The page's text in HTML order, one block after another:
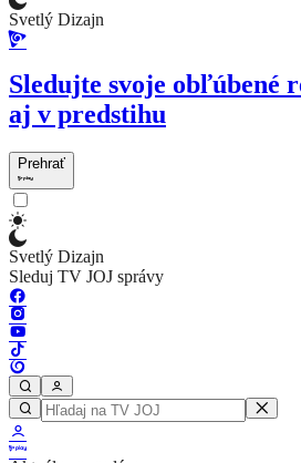
Svetlý Dizajn
Sledujte svoje obľúbené
aj v predstihu
Prehrať
Svetlý Dizajn
Sleduj TV JOJ správy